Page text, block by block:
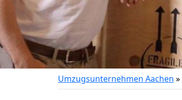
Umzugsunternehmen Aachen »